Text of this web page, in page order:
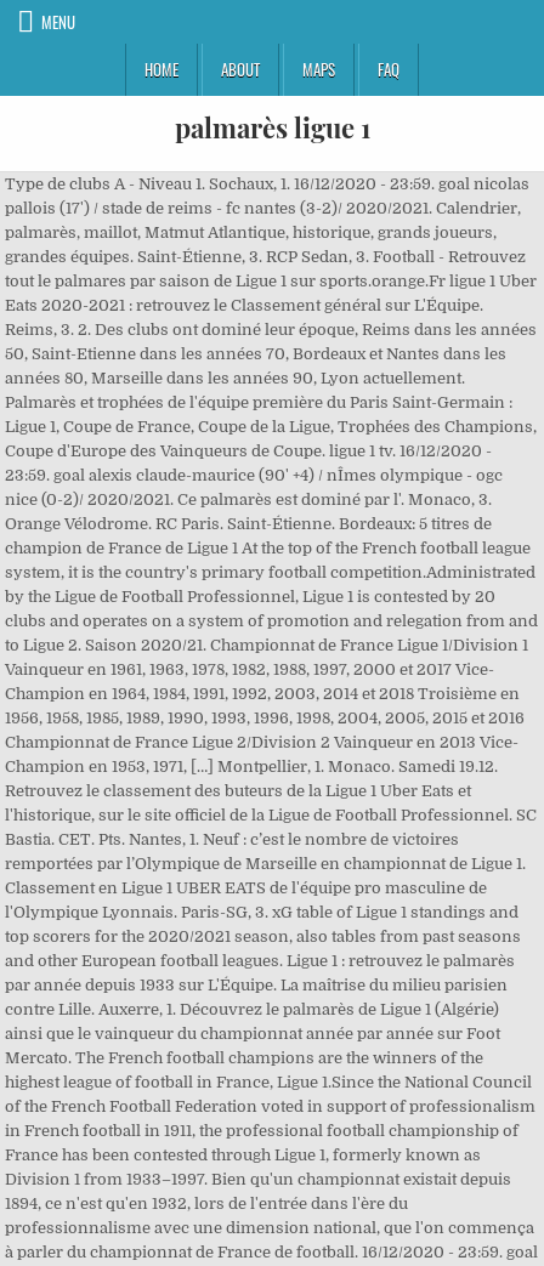
MENU
HOME
ABOUT MAPS FAQ
palmarès ligue 1
Type de clubs A - Niveau 1. Sochaux, 1. 16/12/2020 - 23:59. goal nicolas
pallois (17') / stade de reims - fc nantes (3-2)/ 2020/2021. Calendrier,
palmarès, maillot, Matmut Atlantique, historique, grands joueurs,
grandes équipes. Saint-Étienne, 3. RCP Sedan, 3. Football - Retrouvez
tout le palmares par saison de Ligue 1 sur sports.orange.Fr ligue 1 Uber
Eats 2020-2021 : retrouvez le Classement général sur L'Équipe.
Reims, 3. 2. Des clubs ont dominé leur époque, Reims dans les années
50, Saint-Etienne dans les années 70, Bordeaux et Nantes dans les
années 80, Marseille dans les années 90, Lyon actuellement.
Palmarès et trophées de l'équipe première du Paris Saint-Germain :
Ligue 1, Coupe de France, Coupe de la Ligue, Trophées des Champions,
Coupe d'Europe des Vainqueurs de Coupe. ligue 1 tv. 16/12/2020 -
23:59. goal alexis claude-maurice (90' +4) / nÎmes olympique - ogc
nice (0-2)/ 2020/2021. Ce palmarès est dominé par l'. Monaco, 3.
Orange Vélodrome. RC Paris. Saint-Étienne. Bordeaux: 5 titres de
champion de France de Ligue 1 At the top of the French football league
system, it is the country's primary football competition.Administrated
by the Ligue de Football Professionnel, Ligue 1 is contested by 20
clubs and operates on a system of promotion and relegation from and
to Ligue 2. Saison 2020/21. Championnat de France Ligue 1/Division 1
Vainqueur en 1961, 1963, 1978, 1982, 1988, 1997, 2000 et 2017 Vice-
Champion en 1964, 1984, 1991, 1992, 2003, 2014 et 2018 Troisième en
1956, 1958, 1985, 1989, 1990, 1993, 1996, 1998, 2004, 2005, 2015 et 2016
Championnat de France Ligue 2/Division 2 Vainqueur en 2013 Vice-
Champion en 1953, 1971, […] Montpellier, 1. Monaco. Samedi 19.12.
Retrouvez le classement des buteurs de la Ligue 1 Uber Eats et
l'historique, sur le site officiel de la Ligue de Football Professionnel. SC
Bastia. CET. Pts. Nantes, 1. Neuf : c’est le nombre de victoires
remportées par l’Olympique de Marseille en championnat de Ligue 1.
Classement en Ligue 1 UBER EATS de l'équipe pro masculine de
l'Olympique Lyonnais. Paris-SG, 3. xG table of Ligue 1 standings and
top scorers for the 2020/2021 season, also tables from past seasons
and other European football leagues. Ligue 1 : retrouvez le palmarès
par année depuis 1933 sur L'Équipe. La maîtrise du milieu parisien
contre Lille. Auxerre, 1. Découvrez le palmarès de Ligue 1 (Algérie)
ainsi que le vainqueur du championnat année par année sur Foot
Mercato. The French football champions are the winners of the
highest league of football in France, Ligue 1.Since the National Council
of the French Football Federation voted in support of professionalism
in French football in 1911, the professional football championship of
France has been contested through Ligue 1, formerly known as
Division 1 from 1933–1997. Bien qu'un championnat existait depuis
1894, ce n'est qu'en 1932, lors de l'entrée dans l'ère du
professionnalisme avec une dimension national, que l'on commença
à parler du championnat de France de football. 16/12/2020 - 23:59. goal